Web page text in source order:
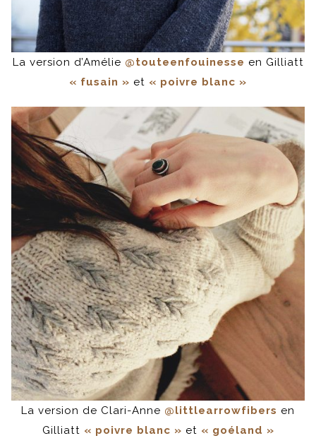
La version d’Amélie @touteenfouinesse en Gilliatt
« fusain » et « poivre blanc »
La version de Clari-Anne @littlearrowfibers en
Gilliatt « poivre blanc » et « goéland »